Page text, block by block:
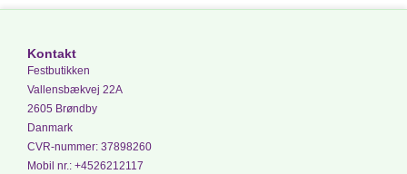
Kontakt
Festbutikken
Vallensbækvej 22A
2605 Brøndby
Danmark
CVR-nummer: 37898260
Mobil nr.: +4526212117